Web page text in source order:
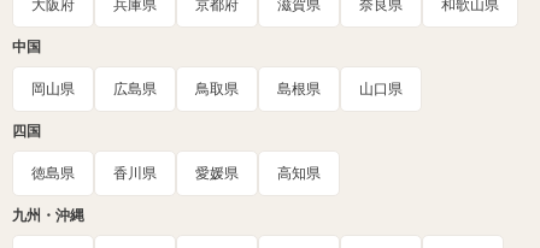
大阪府 兵庫県 京都府 滋賀県 奈良県 和歌山県
中国
岡山県 広島県 鳥取県 島根県 山口県
四国
徳島県 香川県 愛媛県 高知県
九州・沖縄